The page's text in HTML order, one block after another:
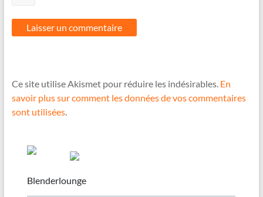
Ce site utilise Akismet pour réduire les indésirables. En
savoir plus sur comment les données de vos commentaires
sont utilisées.
Blenderlounge